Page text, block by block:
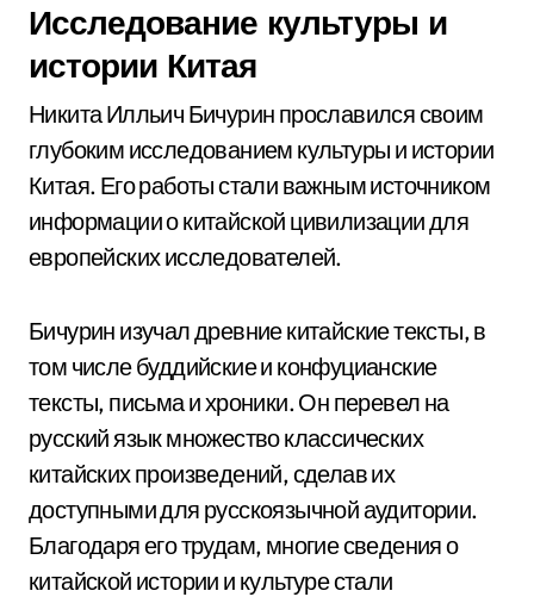
Исследование культуры и
истории Китая
Никита Илльич Бичурин прославился своим
глубоким исследованием культуры и истории
Китая. Его работы стали важным источником
информации о китайской цивилизации для
европейских исследователей.
Бичурин изучал древние китайские тексты, в
том числе буддийские и конфуцианские
тексты, письма и хроники. Он перевел на
русский язык множество классических
китайских произведений, сделав их
доступными для русскоязычной аудитории.
Благодаря его трудам, многие сведения о
китайской истории и культуре стали